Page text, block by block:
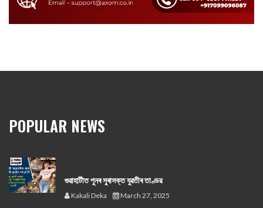
POPULAR NEWS
গুৱাহাটীত পুনৰ সুৰাসক্ত যুৱতীৰ তাণ্ডৱ
Kakali Deka March 27, 2025